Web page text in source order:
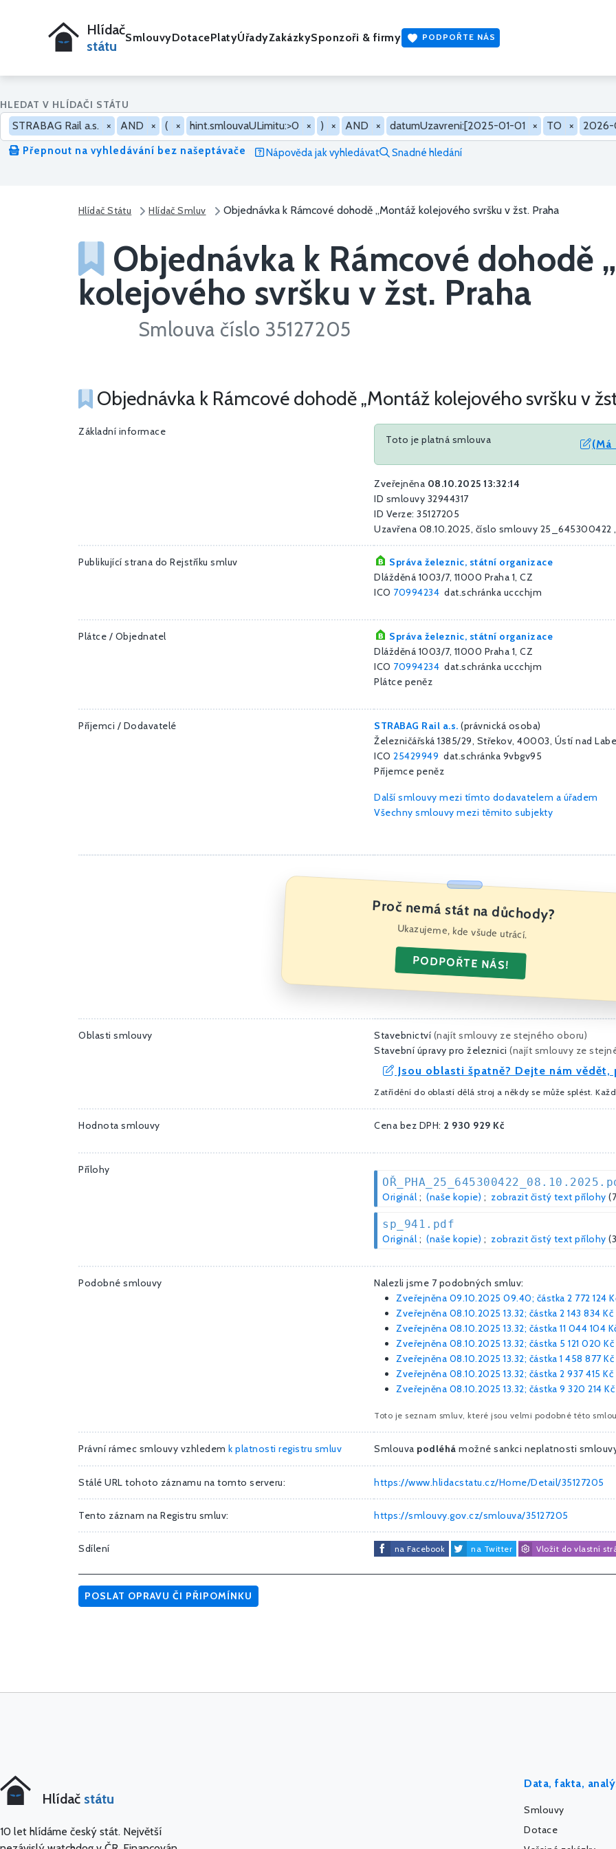
Hlídač
státu
SmlouvyDotacePlatyÚřadyZakázkySponzoři & firmy PODPOŘTE NÁS
HLEDAT V HLÍDAČI STÁTU
STRABAG Rail a.s. × AND × ( × hint.smlouvaULimitu:>0 × ) × AND × datumUzavreni:[2025-01-01 × TO × 2026-
Přepnout na vyhledávání bez našeptávače Nápověda jak vyhledávat Snadné hledání
Hlídač Státu Hlídač Smluv Objednávka k Rámcové dohodě „Montáž kolejového svršku v žst. Praha
Objednávka k Rámcové dohodě
kolejového svršku v žst. Praha
Smlouva číslo 35127205
Objednávka k Rámcové dohodě „Montáž kolejového svršku v
Základní informace
Toto je platná smlouva
Zveřejněna 08.10.2025 13:32:14
ID smlouvy 32944317
ID Verze: 35127205
Uzavřena 08.10.2025, číslo smlouvy 25_645300422
Publikující strana do Rejstříku smluv
Správa železnic, státní organizace
Dlážděná 1003/7, 11000 Praha 1, CZ
ICO 70994234 dat.schránka uccchjm
Plátce / Objednatel
Správa železnic, státní organizace
Dlážděná 1003/7, 11000 Praha 1, CZ
ICO 70994234 dat.schránka uccchjm
Plátce peněz
Příjemci / Dodavatelé STRABAG Rail a.s. (právnická osoba)
Železničářská 1385/29, Střekov, 40003, Ústí nad
ICO 25429949 dat.schránka 9vbgv95
Příjemce peněz
Další smlouvy mezi tímto dodavatelem a úřadem
Všechny smlouvy mezi těmito subjekty
Proč nemá stát na důchody?
Ukazujeme, kde všude utrácí.
PODPOŘTE NÁS!
Oblasti smlouvy Stavebnictví (najít smlouvy ze stejného oboru)
Stavební úpravy pro železnici (najít smlouvy ze
Jsou oblasti špatně? Dejte nám vědět,
Zatřídění do oblastí dělá stroj a někdy se může splést.
Hodnota smlouvy Cena bez DPH: 2 930 929 Kč
Přílohy
Originál ; (naše kopie) ; zobrazit čistý text přílohy
sp_941.pdf
Originál ; (naše kopie) ; zobrazit čistý text přílohy
Podobné smlouvy
Nalezli jsme 7 podobných smluv:
Zveřejněna 09.10.2025 09.40; částka 2 772 124
Zveřejněna 08.10.2025 13.32; částka 2 143 834 Kč
Zveřejněna 08.10.2025 13.32; částka 11 044 104
Zveřejněna 08.10.2025 13.32; částka 5 121 020 Kč
Zveřejněna 08.10.2025 13.32; částka 1 458 877 Kč
Zveřejněna 08.10.2025 13.32; částka 2 937 415 Kč
Zveřejněna 08.10.2025 13.32; částka 9 320 214 Kč
Toto je seznam smluv, které jsou velmi podobné této
Právní rámec smlouvy vzhledem k platnosti registru smluv Smlouva podléhá možné sankci neplatnosti
Stálé URL tohoto záznamu na tomto serveru: https://www.hlidacstatu.cz/Home/Detail/35127205
Tento záznam na Registru smluv: https://smlouvy.gov.cz/smlouva/35127205
Sdílení na Facebook na Twitter Vložit do vlastní
POSLAT OPRAVU ČI PŘIPOMÍNKU
Hlídač státu
10 let hlídáme český stát. Největší
Data, fakta,
Smlouvy
Dotace